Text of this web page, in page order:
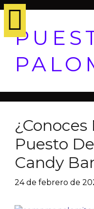
Puesto
Candy
24 de febrero de